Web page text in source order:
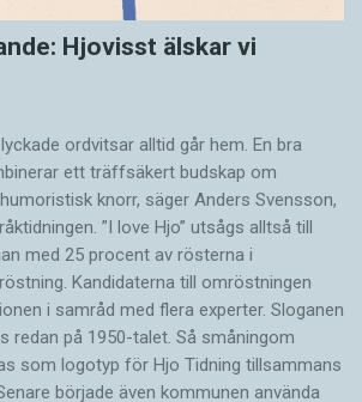
Hjovisst älskar vi
ordvitsar alltid går hem. En bra
ett träffsäkert budskap om
knorr, säger Anders Svensson,
”I love Hjo” utsågs alltså till
med 25 procent av rösterna i
Kandidaterna till omröstningen
i samråd med flera experter. Sloganen
redan på 1950-talet. Så småningom
som logotyp för Hjo Tidning tillsammans
började även kommunen använda